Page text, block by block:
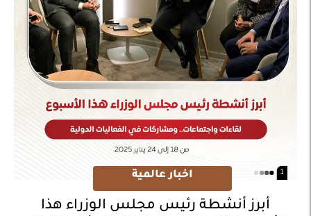
اخبار عالمية
أبرز أنشطة رئيس مجلس الوزراء هذا